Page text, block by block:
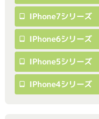
IPhone7シリーズ
IPhone6シリーズ
IPhone5シリーズ
IPhone4シリーズ